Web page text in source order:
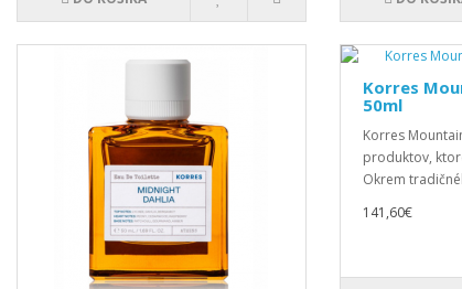
Korres
50ml
Korres
produktov,
Okrem
141,60€